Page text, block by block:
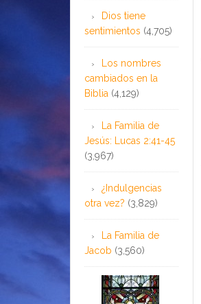
Dios tiene
sentimientos (4,705)
Los nombres
cambiados en la
Biblia (4,129)
La Familia de
Jesús: Lucas 2:41-45
(3,967)
¿Indulgencias
otra vez? (3,829)
La Familia de
Jacob (3,560)